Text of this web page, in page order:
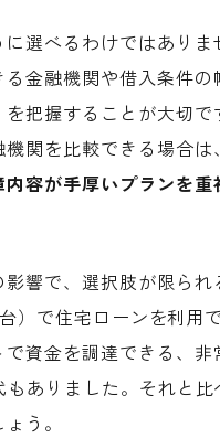
選べるわけではあり
金融機関や借入条件
把握することが大切で
関を比較できる場合は
容が手厚いプランを重
響で、選択肢が限ら
）で住宅ローンを利用
資金を調達できる、
ありました。それと
う。